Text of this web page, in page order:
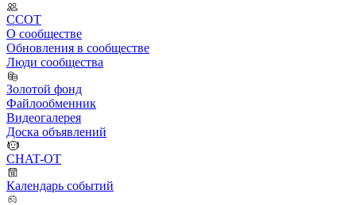
ССОТ
О сообществе
Обновления в сообществе
Люди сообщества
Золотой фонд
Файлообменник
Видеогалерея
Доска объявлений
CHAT-OT
Календарь событий